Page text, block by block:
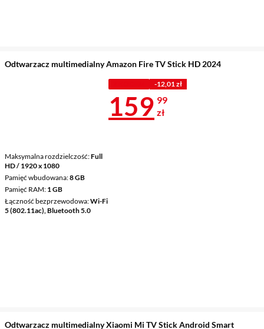
Odtwarzacz multimedialny Amazon Fire TV Stick HD 2024
Maksymalna rozdzielczość Full
HD / 1920 x 1080
Pamięć wbudowana 8 GB
Pamięć RAM 1 GB
Łączność bezprzewodowa Wi-Fi
5 (802.11ac), Bluetooth 5.0
-12,01 zł
Cena 159,99
159 99
zł
Odtwarzacz multimedialny Xiaomi Mi TV Stick Android Smart